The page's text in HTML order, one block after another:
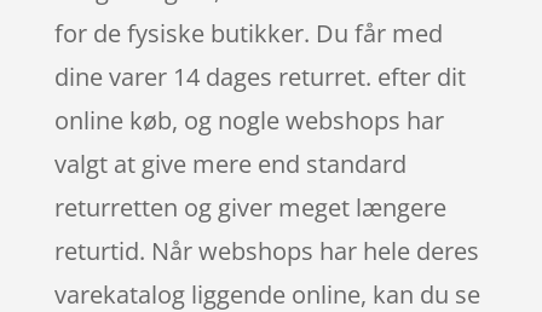
for de fysiske butikker. Du får med
dine varer 14 dages returret. efter dit
online køb, og nogle webshops har
valgt at give mere end standard
returretten og giver meget længere
returtid. Når webshops har hele deres
varekatalog liggende online, kan du se